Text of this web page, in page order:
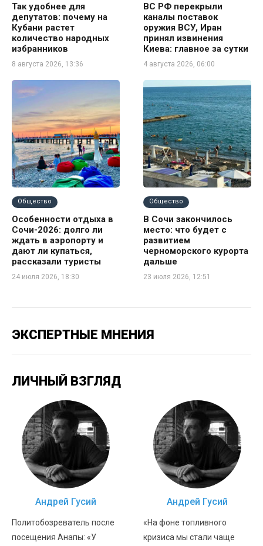
Так удобнее для
депутатов: почему на
Кубани растет
количество народных
избранников
8 августа 2026, 13:36
ВС РФ перекрыли
каналы поставок
оружия ВСУ, Иран
принял извинения
Киева: главное за сутки
4 августа 2026, 06:00
Общество
Особенности отдыха в
Сочи-2026: долго ли
ждать в аэропорту и
дают ли купаться,
рассказали туристы
24 июля 2026, 18:30
Общество
В Сочи закончилось
место: что будет с
развитием
черноморского курорта
дальше
23 июля 2026, 12:51
ЭКСПЕРТНЫЕ МНЕНИЯ
ЛИЧНЫЙ ВЗГЛЯД
Андрей Гусий
Политобозреватель после
посещения Анапы: «У
Андрей Гусий
«На фоне топливного
кризиса мы стали чаще